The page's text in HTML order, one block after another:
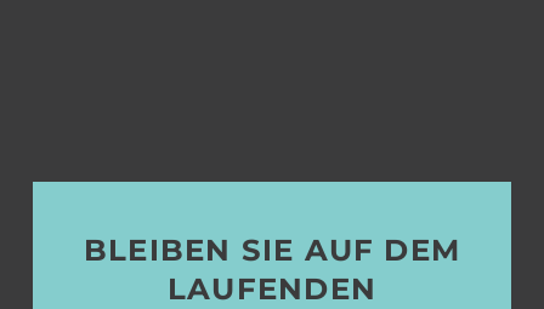
BLEIBEN SIE AUF DEM
LAUFENDEN